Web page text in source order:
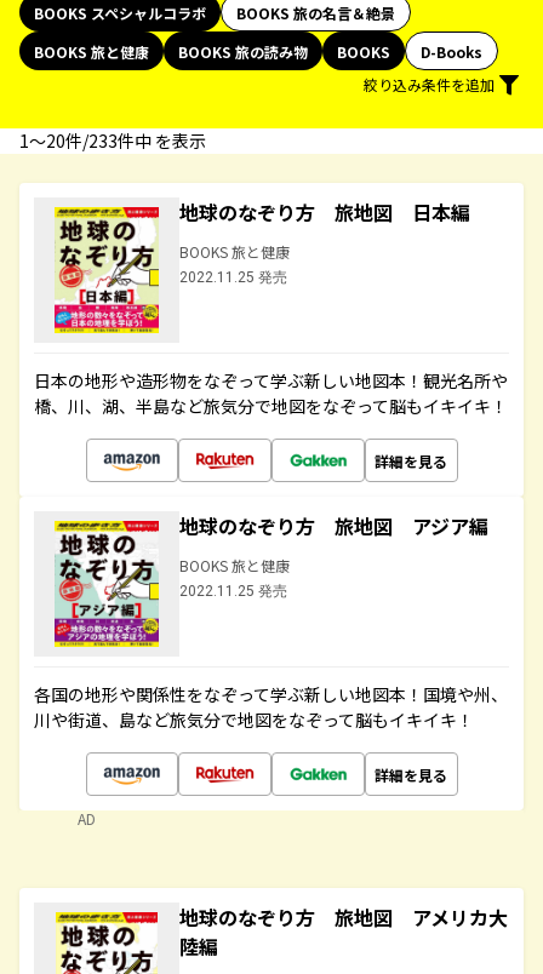
BOOKS スペシャルコラボ
BOOKS 旅の名言＆絶景
BOOKS 旅と健康
BOOKS 旅の読み物 BOOKS
D-Books
絞り込み条件を追加
1〜20件/233件中 を表示
地球のなぞり方 旅地図 日本編
BOOKS 旅と健康
2022.11.25 発売
日本の地形や造形物をなぞって学ぶ新しい地図本！観光名所や
橋、川、湖、半島など旅気分で地図をなぞって脳もイキイキ！
詳細を見る
地球のなぞり方 旅地図 アジア編
BOOKS 旅と健康
2022.11.25 発売
各国の地形や関係性をなぞって学ぶ新しい地図本！国境や州、
川や街道、島など旅気分で地図をなぞって脳もイキイキ！
詳細を見る
AD
地球のなぞり方 旅地図 アメリカ大
陸編